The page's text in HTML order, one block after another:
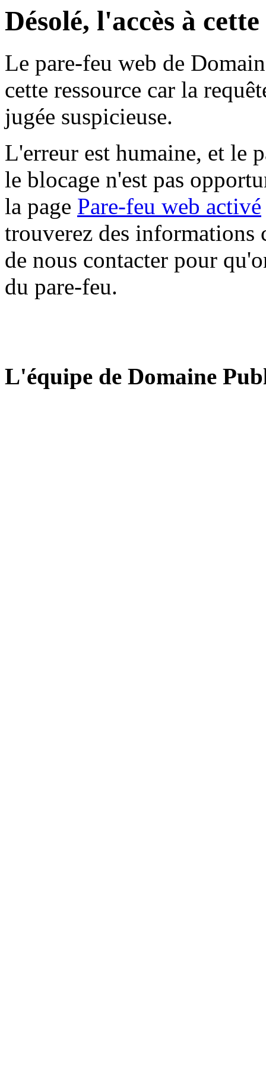
Désolé, l'accès à
Le pare-feu web de
cette ressource car la
jugée suspicieuse.
L'erreur est humaine, et le
le blocage n'est pas
la page Pare-feu web activé
trouverez des informations
de nous contacter pour
du pare-feu.
L'équipe de Domaine